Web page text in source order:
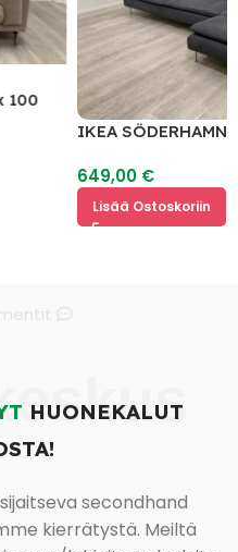
100
IKEA
649,00 €
Lisää Ostoskoriin
HUONEKALUT
secondhand
kierrätystä. Meiltä